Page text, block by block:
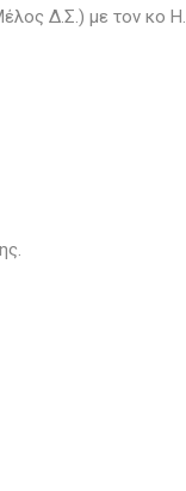
Δ.Σ.) με τον κο Η.